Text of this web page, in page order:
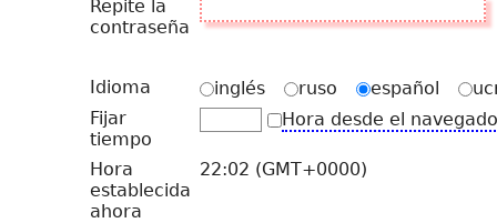
Repite la
contraseña
Idioma inglés ruso español
Fijar
tiempo
Hora desde el
Hora
establecida
ahora
22:02 (GMT+0000)